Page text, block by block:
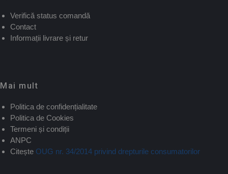
Verifică status comandă
Contact
Informații livrare și retur
Mai mult
Politica de confidențialitate
Politica de Cookies
Termeni și condiții
ANPC
Citește OUG nr. 34/2014 privind drepturile consumatorilor